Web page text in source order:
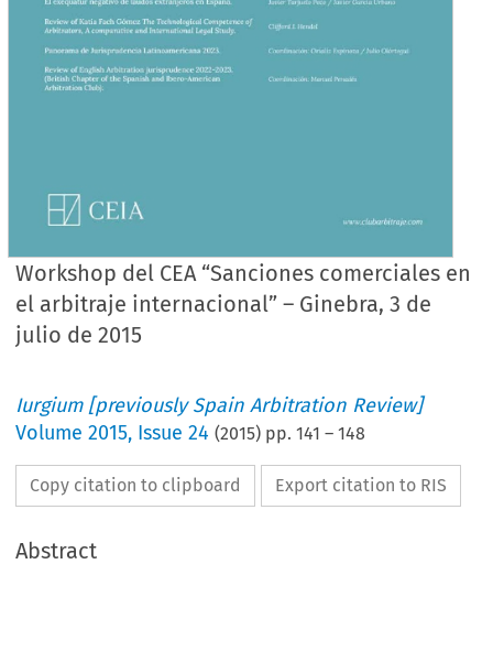
Workshop del CEA “Sanciones comerciales en
el arbitraje internacional” – Ginebra, 3 de
julio de 2015
Iurgium [previously Spain Arbitration Review]
Volume2015, Issue 24 (2015) pp.141 –148
Copy citation to clipboard Export citation to RIS
Abstract